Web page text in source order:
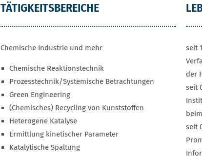
TÄTIGKEITSBEREICHE
Chemische Industrie und mehr
Chemische Reaktionstechnik
Prozesstechnik/Systemische Betrachtungen
Green Engineering
(Chemisches) Recycling von Kunststoffen
Heterogene Katalyse
Ermittlung kinetischer Parameter
Katalytische Spaltung
seit
der
seit
seit